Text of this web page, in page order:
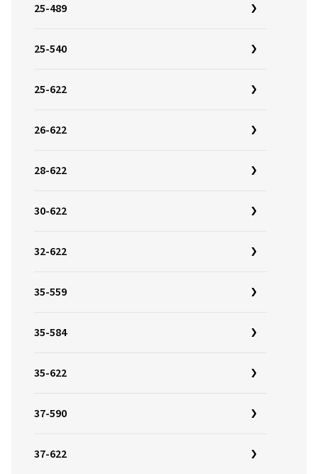
25-489
25-540
25-622
26-622
28-622
30-622
32-622
35-559
35-584
35-622
37-590
37-622